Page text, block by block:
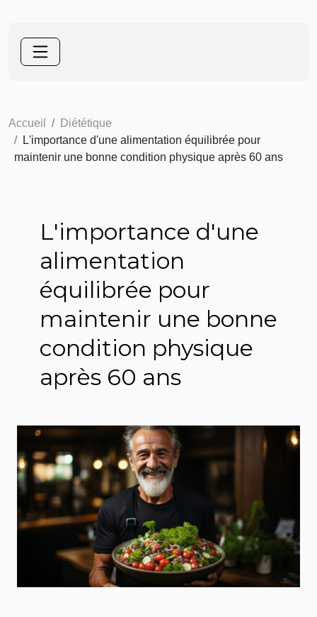
Accueil
Diététique
L'importance d'une alimentation équilibrée pour
maintenir une bonne condition physique après 60 ans
L'importance d'une
alimentation
équilibrée pour
maintenir une bonne
condition physique
après 60 ans